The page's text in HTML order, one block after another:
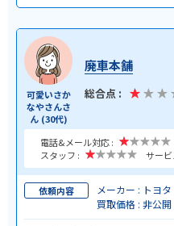
可愛いさか
なやさんさ
ん (30代)
廃車本舗
総合点 :
電話&メール対応 :
スタッフ :
サービ
依頼内容 メーカー : トヨタ
買取価格 : 非公開